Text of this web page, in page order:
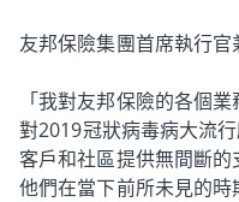
友邦保險集團首席執行官
「我對友邦保險的各個
對2019冠狀病毒病大流
客戶和社區提供無間斷
他們在當下前所未見的